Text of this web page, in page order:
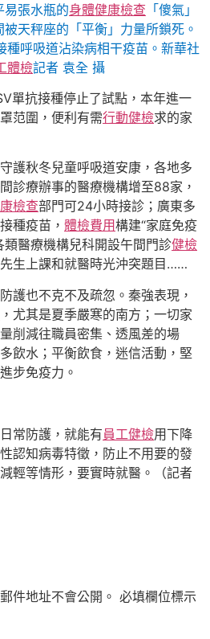
易張水瓶的身體健康檢查 「傻氣」
天秤座的「平衡」力量所鎖死。
呼吸道沾染病相干疫苗。新華社
體檢記者 袁全 攝
單抗接種停止了試點，本年進一
范圍，便利有需行動健檢求的家
護秋冬兒童呼吸道安康，各地多
診療辦事的醫療機構增至88家，
檢查部門可24小時接診；廣東多
種疫苗， 體檢費用構建“家庭免疫
醫療機構兒科開設午間門診健檢
生上課和就醫時光沖突題目……
護也不克不及疏忽。秦強表現，
，尤其是夏季嚴寒的南方；一切家
削減往職員密集、透風差的場
飲水；平衡飲食，迷信活動，堅
步免疫力。
常防護，就能有員工健檢用下降
認知病毒特徵，防止不用要的發
輕等情形，要實時就醫。（記者
件地址不會公開。 必填欄位標示